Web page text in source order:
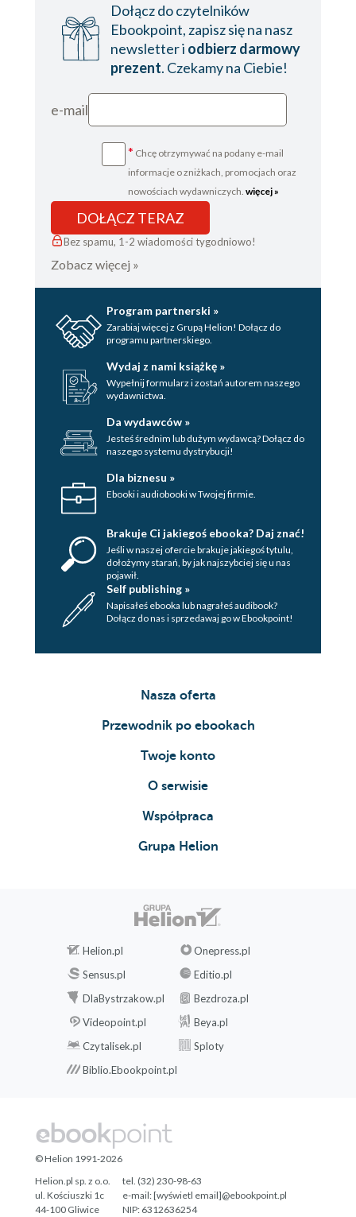
Dołącz do czytelników
Ebookpoint, zapisz się na nasz
newsletter i odbierz darmowy
prezent. Czekamy na Ciebie!
e-mail
* Chcę otrzymywać na podany e-mail
informacje o zniżkach, promocjach oraz
nowościach wydawniczych. więcej »
DOŁĄCZ TERAZ
Bez spamu, 1-2 wiadomości tygodniowo!
Zobacz więcej »
Program partnerski »
Zarabiaj więcej z Grupą Helion! Dołącz do
programu partnerskiego.
Wydaj z nami książkę »
Wypełnij formularz i zostań autorem naszego
wydawnictwa.
Da wydawców »
Jesteś średnim lub dużym wydawcą? Dołącz do
naszego systemu dystrybucji!
Dla biznesu »
Ebooki i audiobooki w Twojej firmie.
Brakuje Ci jakiegoś ebooka? Daj znać!
Jeśli w naszej ofercie brakuje jakiegoś tytulu,
dołożymy starań, by jak najszybciej się u nas
pojawił.
Self publishing »
Napisałeś ebooka lub nagrałeś audibook?
Dołącz do nas i sprzedawaj go w Ebookpoint!
Nasza oferta
Przewodnik po ebookach
Twoje konto
O serwisie
Współpraca
Grupa Helion
Helion.pl
Onepress.pl
Sensus.pl
Editio.pl
DlaBystrzakow.pl
Bezdroza.pl
Videopoint.pl
Beya.pl
Czytalisek.pl
Sploty
Biblio.Ebookpoint.pl
© Helion 1991-2026
Helion.pl sp. z o.o.
ul. Kościuszki 1c
44-100 Gliwice
tel. (32) 230-98-63
e-mail:[wyświetl email]@ebookpoint.pl
NIP: 6312636254